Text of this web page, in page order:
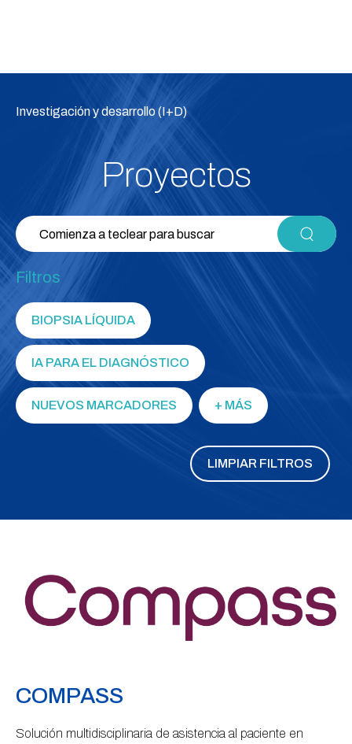
Investigación y desarrollo (I+D)
Proyectos
Filtros
BIOPSIA LÍQUIDA
IA PARA EL DIAGNÓSTICO
NUEVOS MARCADORES + MÁS
LIMPIAR FILTROS
COMPASS
Solución multidisciplinaria de asistencia al paciente en